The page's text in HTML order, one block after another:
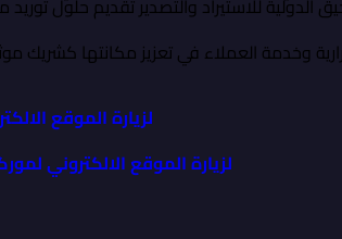
وخدمة العملاء في تعزيز مكانتها كشريك
لزيارة الموقع
لزيارة الموقع الالكتروني